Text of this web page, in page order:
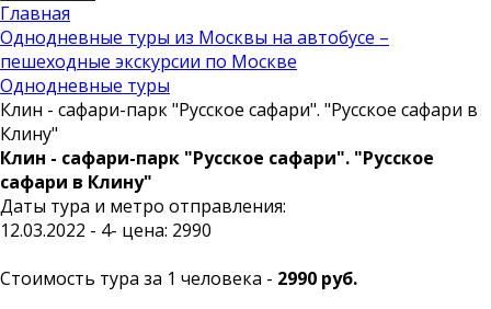
Главная
Однодневные туры из Москвы на автобусе –
пешеходные экскурсии по Москве
Однодневные туры
Клин - сафари-парк "Русское сафари". "Русское сафари в
Клину"
Клин - сафари-парк "Русское сафари". "Русское
сафари в Клину"
Даты тура и метро отправления:
12.03.2022 - 4- цена: 2990
Стоимость тура за 1 человека - 2990 руб.